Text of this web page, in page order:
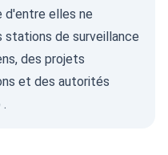
d'entre elles ne
de surveillance
des projets
et des autorités
.